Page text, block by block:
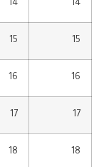
14
14
15
15
16
16
17
17
18
18